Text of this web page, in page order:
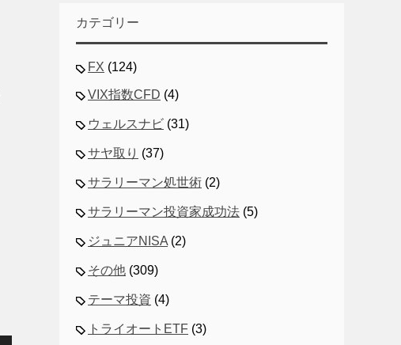
カテゴリー
FX (124)
VIX指数CFD (4)
ウェルスナビ (31)
サヤ取り (37)
サラリーマン処世術 (2)
サラリーマン投資家成功法 (5)
ジュニアNISA (2)
その他 (309)
テーマ投資 (4)
トライオートETF (3)